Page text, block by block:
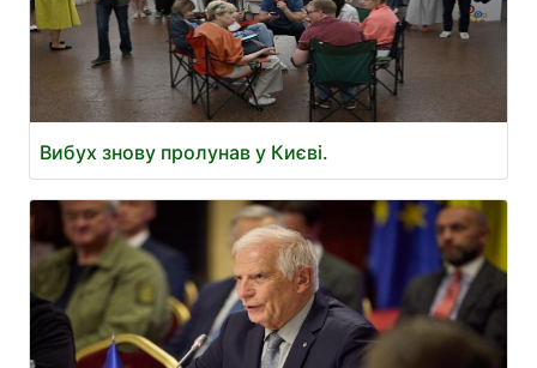
Вибух знову пролунав у Києві.